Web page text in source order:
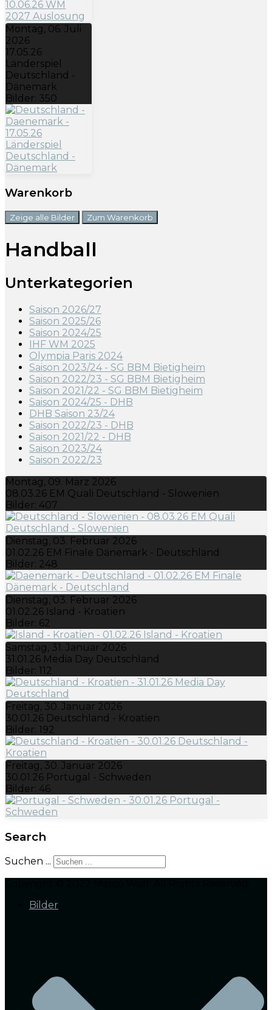
Montag, 06. Juli
2026
17.05.26
Länderspiel
Deutschland -
Dänemark
Bilder: 350
Warenkorb
Zeige alle Bilder Zum Warenkorb
Handball
Unterkategorien
Saison 2026/27
Saison 2025/26
Saison 2024/25
IHF WM 2025
Olympia Paris 2024
Saison 2023/24 - SG BBM Bietigheim
Saison 2022/23 - SG BBM Bietigheim
Saison 2021/22 - SG BBM Bietigheim
Saison 2024/25 - DHB
DHB Saison 23/24
Saison 2022/23 - DHB
Saison 2021/22 - DHB
Saison 2023/24
Saison 2022/23
Montag, 09. März 2026
08.03.26 EM Quali Deutschland - Slowenien
Bilder: 407
Dienstag, 03. Februar 2026
01.02.26 EM Finale Dänemark - Deutschland
Bilder: 248
Dienstag, 03. Februar 2026
01.02.26 Island - Kroatien
Bilder: 62
Samstag, 31. Januar 2026
31.01.26 Media Day Deutschland
Bilder: 112
Freitag, 30. Januar 2026
30.01.26 Deutschland - Kroatien
Bilder: 192
Freitag, 30. Januar 2026
30.01.26 Portugal - Schweden
Bilder: 46
Search
Suchen ...
Bilder